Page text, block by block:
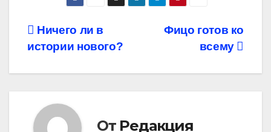
Навигация
Фицо готов ко
всему
Ничего ли в
истории нового?
От Редакция